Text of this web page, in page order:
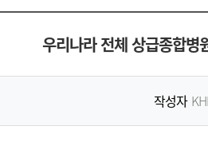
우리나라 전체 상급종합병
작성자